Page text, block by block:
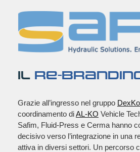
IL RE-
Grazie all’ingresso nel gruppo
coordinamento diAL-KO Vehicle
Safim, Fluid-Press e Cerma hanno
decisivo verso l’integrazione in una
attiva in diversi settori. Un percorso